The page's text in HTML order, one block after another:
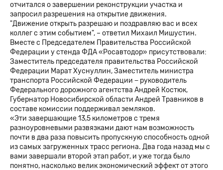
отчитался о завершении реконструкции участка и
запросил разрешения на открытие движения.
"Движение открыть разрешаю и поздравляю вас и всех
коллег с этим событием", – ответил Михаил Мишустин.
Вместе с Председателем Правительства Российской
Федерации у стенда ФДА «Росавтодор» присутствовали:
Заместитель председателя правительства Российской
Федерации Марат Хуснуллин, Заместитель министра
транспорта Российской Федерации − руководитель
Федерального дорожного агентства Андрей Костюк,
Губернатор Новосибирской области Андрей Травников в
составе комиссии поддерживал земляков.
«Эти завершающие 13,5 километров с тремя
разноуровневыми развязками дают нам возможность
почти в два раза повысить пропускную способность одной
из самых загруженных трасс региона. Два года назад мы с
вами завершали второй этап работ, и уже тогда было
понятно, насколько велик экономический эффект от этого